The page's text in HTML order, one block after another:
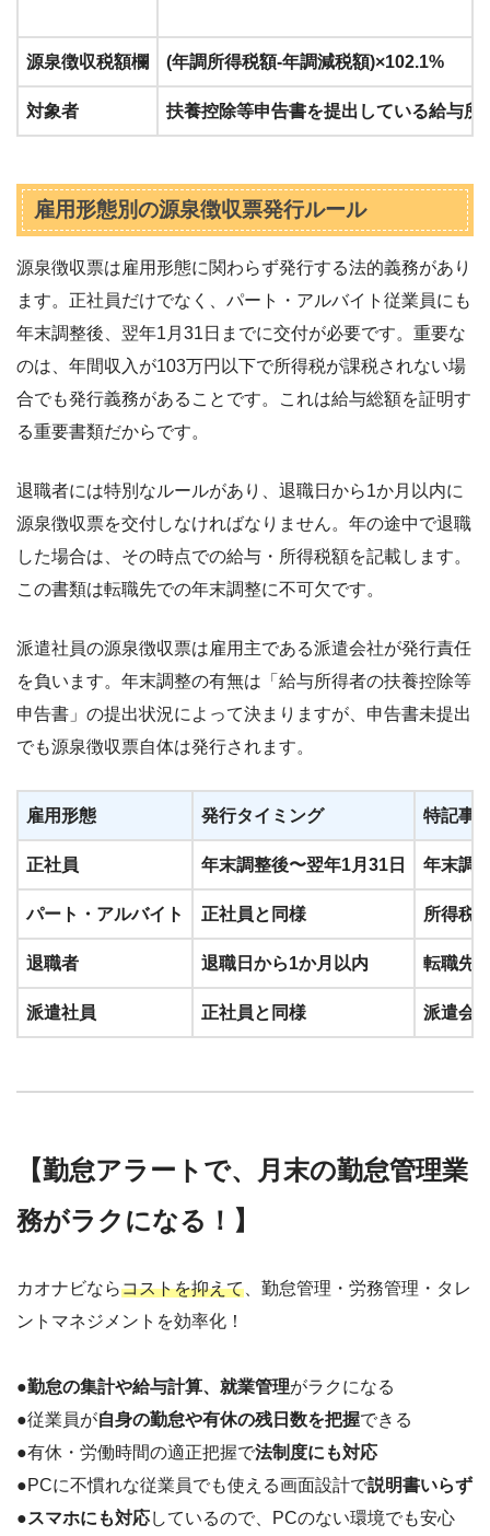
源泉徴収税額欄 (年調所得税額-年調減税額)×102.1%
対象者 扶養控除等申告書を提出している給与所
雇用形態別の源泉徴収票発行ルール
源泉徴収票は雇用形態に関わらず発行する法的義務があり
ます。正社員だけでなく、パート・アルバイト従業員にも
年末調整後、翌年1月31日までに交付が必要です。重要な
のは、年間収入が103万円以下で所得税が課税されない場
合でも発行義務があることです。これは給与総額を証明す
る重要書類だからです。
退職者には特別なルールがあり、退職日から1か月以内に
源泉徴収票を交付しなければなりません。年の途中で退職
した場合は、その時点での給与・所得税額を記載します。
この書類は転職先での年末調整に不可欠です。
派遣社員の源泉徴収票は雇用主である派遣会社が発行責任
を負います。年末調整の有無は「給与所得者の扶養控除等
申告書」の提出状況によって決まりますが、申告書未提出
でも源泉徴収票自体は発行されます。
雇用形態 発行タイミング 特記事
正社員 年末調整後〜翌年1月31日 年末調
パート・アルバイト 正社員と同様 所得税
退職者 退職日から1か月以内 転職先
派遣社員 正社員と同様 派遣会
【勤怠アラートで、月末の勤怠管理業
務がラクになる！】
カオナビならコストを抑えて 、勤怠管理・労務管理・タレ
ントマネジメントを効率化！
●勤怠の集計や給与計算、就業管理がラクになる
●従業員が自身の勤怠や有休の残日数を把握できる
●有休・労働時間の適正把握で法制度にも対応
●PCに不慣れな従業員でも使える画面設計で説明書いらず
●スマホにも対応しているので、PCのない環境でも安心